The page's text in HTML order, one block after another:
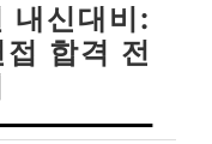
내신대비:
합격 전